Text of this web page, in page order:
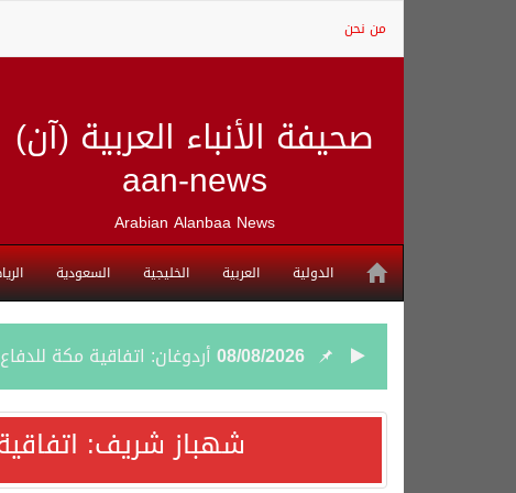
من نحن
صحيفة الأنباء العربية (آن)
aan-news
Arabian Alanbaa News
الدولية العربية الخليجية السعودية
08/08/2026 أردوغان: اتفاقية مكة
08/08/2026سمو وزير الخارجية :
شهباز شريف: